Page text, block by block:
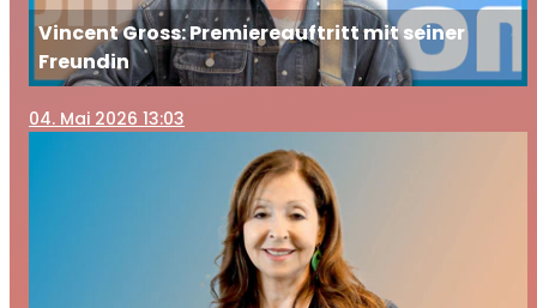
Vincent Gross: Premiereauftritt mit seiner
Freundin
04. Mai 2026 13:03